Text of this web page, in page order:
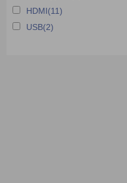
Màn hình ghép
HDMI(11)
USB(2)